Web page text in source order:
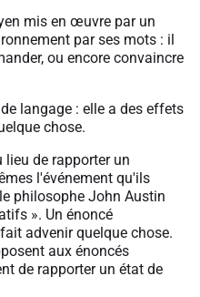
mis en œuvre par un
par ses mots : il
ou encore convaincre
langage : elle a des effets
chose.
lieu de rapporter un
l'événement qu'ils
philosophe John Austin
». Un énoncé
advenir quelque chose.
aux énoncés
de rapporter un état de